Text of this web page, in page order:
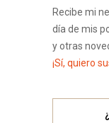
Recibe mi
día de mis
y otras
¡Sí, quiero